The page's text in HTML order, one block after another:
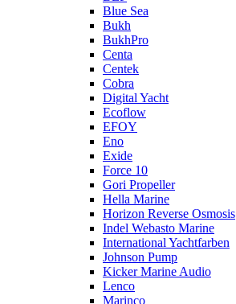
Blue Sea
Bukh
BukhPro
Centa
Centek
Cobra
Digital Yacht
Ecoflow
EFOY
Eno
Exide
Force 10
Gori Propeller
Hella Marine
Horizon Reverse Osmosis
Indel Webasto Marine
International Yachtfarben
Johnson Pump
Kicker Marine Audio
Lenco
Marinco